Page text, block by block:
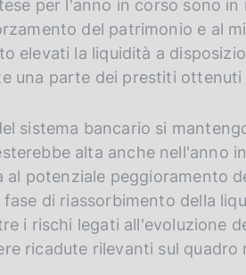
per l'anno in corso sono
del patrimonio e al
elevati la liquidità a
una parte dei prestiti ottenuti
sistema bancario si
alta anche nell'anno
al potenziale peggioramento
di riassorbimento della
i rischi legati all'evoluzione
ricadute rilevanti sul quadro